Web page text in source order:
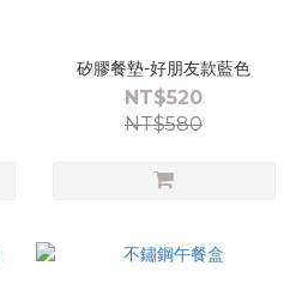
矽膠餐墊-好朋友款藍色
NT$520
NT$580